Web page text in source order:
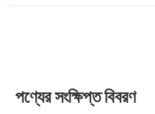
পণ্যের সংক্ষিপ্ত বিবরণ